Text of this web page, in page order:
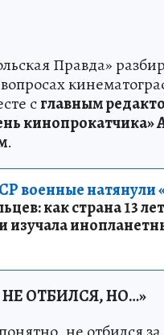
Правда»
сглавным
кинопрокатчика»
.
военные натянули
как страна 13
изучала
ОТБИЛСЯ, НО…»